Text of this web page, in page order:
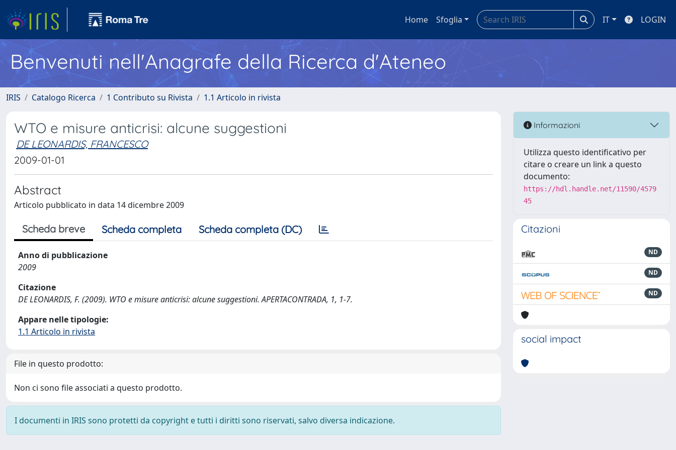
Home Sfoglia IT LOGIN
Benvenuti nell'Anagrafe della Ricerca d'Ateneo
IRIS Catalogo Ricerca 1 Contributo su Rivista 1.1 Articolo in rivista
WTO e misure anticrisi: alcune suggestioni
DE LEONARDIS, FRANCESCO
2009-01-01
Abstract
Articolo pubblicato in data 14 dicembre 2009
Scheda breve Scheda completa Scheda completa (DC)
Anno di pubblicazione
2009
Citazione
DE LEONARDIS, F. (2009). WTO e misure anticrisi: alcune suggestioni. APERTACONTRADA, 1, 1-7.
Appare nelle tipologie:
1.1 Articolo in rivista
File in questo prodotto:
Non ci sono file associati a questo prodotto.
I documenti in IRIS sono protetti da copyright e tutti i diritti sono riservati, salvo diversa indicazione.
Informazioni
Utilizza questo identificativo per
citare o creare un link a questo
documento:
https://hdl.handle.net/11590/4579
45
Citazioni
ND
ND
ND
social impact